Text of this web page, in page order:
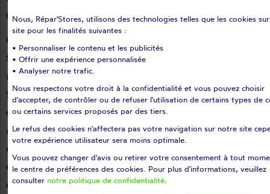
Guillaume Varobieff.
Car devenir indépendant, oui, mais il est aussi
très important de savoir bien s’entourer. Le
réseau de franchise est là pour épauler ses
franchisés, les former, les faire grandir, leur
divulguer les meilleures pratiques et outils,
afin d’en faire des chefs d’entreprise heureux
et épanouis. Une aide est souvent apportée
dans le plan de financement, et de
développement. Bien plus qu’un
Nous, Répar'Stores, utilisons des technologies telles que les cookies
site pour les finalités suivantes :
• Personnaliser le contenu et les publicités
• Offrir une expérience personnalisée
• Analyser notre trafic.
Nous respectons votre droit à la confidentialité et vous pouvez choisir
d'accepter, de contrôler ou de refuser l'utilisation de certains types de
ou certains services proposés par des tiers.
Le refus des cookies n'affectera pas votre navigation sur notre site
votre expérience utilisateur sera moins optimale.
Vous pouvez changer d'avis ou retirer votre consentement à tout
le centre de préférences des cookies. Pour plus d'informations, veuillez
consulter notre politique de confidentialité